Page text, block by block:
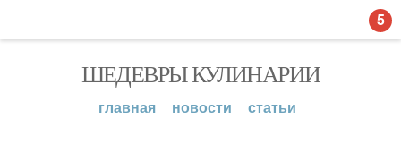
ШЕДЕВРЫ КУЛИНАРИИ
главная новости статьи
5